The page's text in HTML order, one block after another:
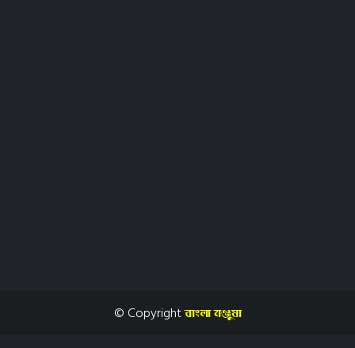
© Copyrightevsjv gÄylv